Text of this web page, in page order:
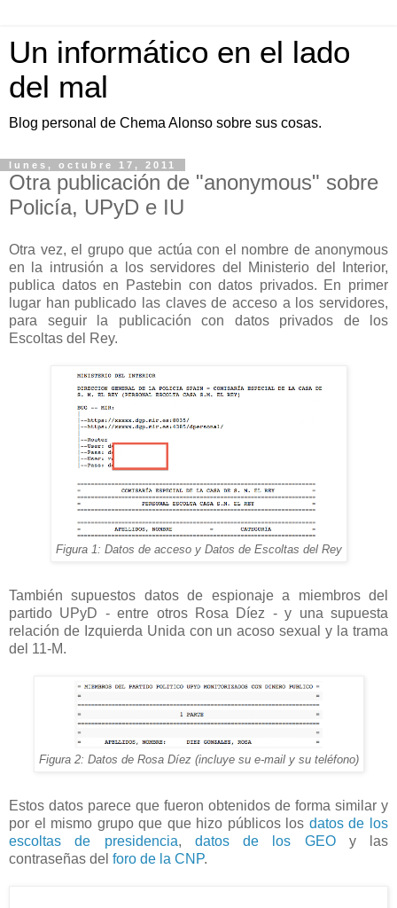
Un informático en el lado
del mal
Blog personal de Chema Alonso sobre sus cosas.
lunes, octubre 17, 2011
Otra publicación de "anonymous" sobre
Policía, UPyD e IU
Otra vez, el grupo que actúa con el nombre de anonymous
en la intrusión a los servidores del Ministerio del Interior,
publica datos en Pastebin con datos privados. En primer
lugar han publicado las claves de acceso a los servidores,
para seguir la publicación con datos privados de los
Escoltas del Rey.
Figura 1: Datos de acceso y Datos de Escoltas del Rey
También supuestos datos de espionaje a miembros del
partido UPyD - entre otros Rosa Díez - y una supuesta
relación de Izquierda Unida con un acoso sexual y la trama
del 11-M.
Figura 2: Datos de Rosa Díez (incluye su e-mail y su teléfono)
Estos datos parece que fueron obtenidos de forma similar y
por el mismo grupo que que hizo públicos los datos de los
escoltas de presidencia, datos de los GEOy las
contraseñas del foro de la CNP.